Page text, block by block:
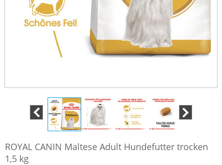
ROYAL CANIN Maltese Adult Hundefutter trocken
1,5 kg